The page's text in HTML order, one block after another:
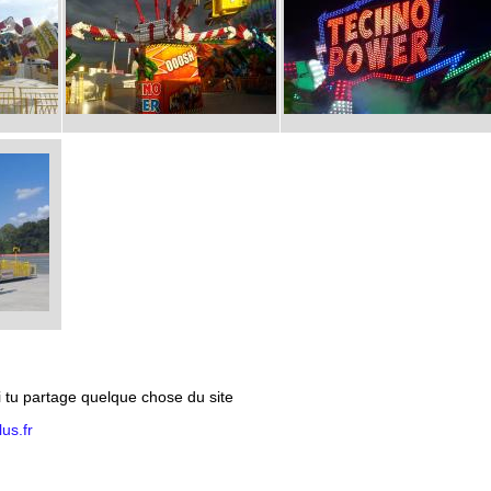
partage quelque chose du site